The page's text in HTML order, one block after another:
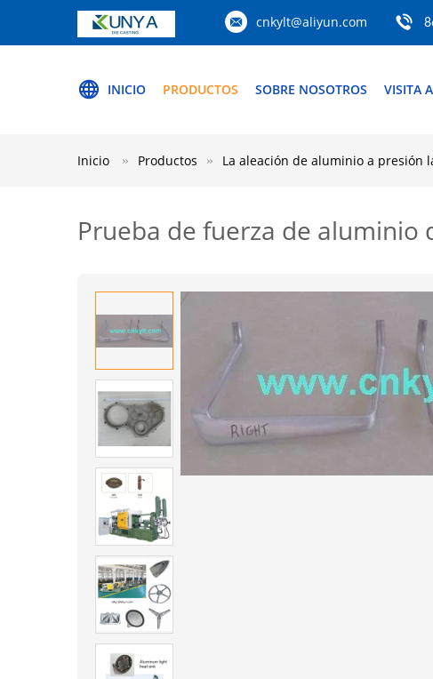
cnkylt@aliyun.com
INICIO PRODUCTOS SOBRE NOSOTROS VISITA
Inicio Productos La aleación de aluminio a presión
Prueba de fuerza de aluminio